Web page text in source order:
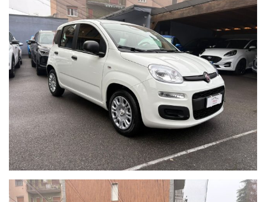
sono garantite, hanno il chilometraggio certificato e sono
soggette a rigorosissimi controlli prima di essere messe in
vendita.
Per ulteriori informazioni:
email oppure
tel. 02 89617387
Cell. 333 7658357 - Andrea
Cell. 393 0596200 - Roberto
Sito web: www.brascaautomobili.it
Nota bene:
Le informazioni inerenti alla vettura e alla sua documentazione
possono contenere errori o imprecisioni.
Quanto descritto non ha dunque valore contrattuale ma solo
informativo.